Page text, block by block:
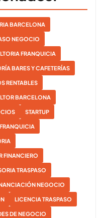
BARCELONA
NEGOCIO
FRANQUICIA
BARES Y CAFETERÍAS
RENTABLES
BARCELONA
STARTUP
FRANQUICIA
FINANCIERO
TRASPASO
NEGOCIO
LICENCIA TRASPASO
DE NEGOCIO